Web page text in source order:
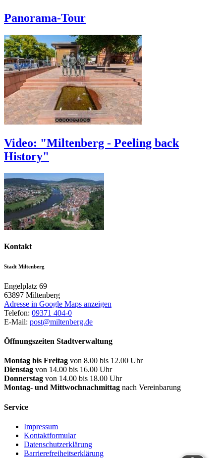
Panorama-Tour
Video: "Miltenberg - Peeling back
History"
Kontakt
Stadt Miltenberg
Engelplatz 69
63897 Miltenberg
Adresse in Google Maps anzeigen
Telefon: 09371 404-0
E-Mail: post@miltenberg.de
Öffnungszeiten Stadtverwaltung
Montag bis Freitag von 8.00 bis 12.00 Uhr
Dienstag von 14.00 bis 16.00 Uhr
Donnerstag von 14.00 bis 18.00 Uhr
Montag- und Mittwochnachmittag nach Vereinbarung
Service
Impressum
Kontaktformular
Datenschutzerklärung
Barrierefreiheitserklärung